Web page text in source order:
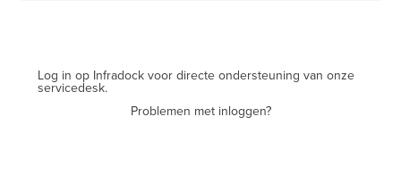
Log in op Infradock voor directe ondersteuning van onze
servicedesk.
Problemen met inloggen?